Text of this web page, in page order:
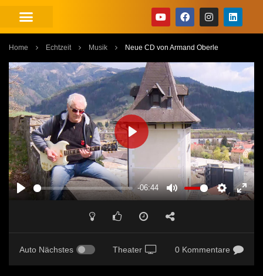
Home Echtzeit Musik Neue CD von Armand Oberle
-06:44
MUTE SETTINGS
PLAY
Auto Nächstes Theater 0 Kommentare